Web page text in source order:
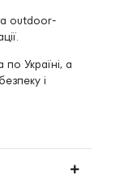
outdoor-
по Україні, а
і